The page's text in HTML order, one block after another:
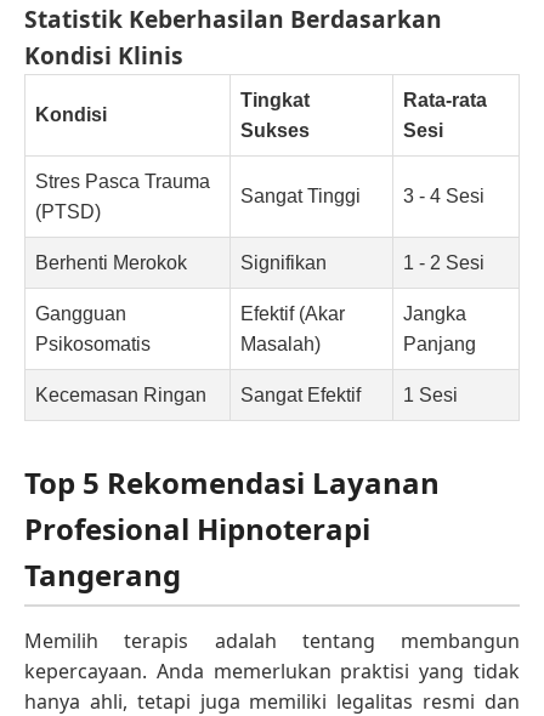
Statistik Keberhasilan Berdasarkan
Kondisi Klinis
Kondisi
Tingkat
Sukses
Rata-rata
Sesi
Stres Pasca Trauma
(PTSD)
Sangat Tinggi 3 - 4 Sesi
Berhenti Merokok Signifikan 1 - 2 Sesi
Gangguan
Psikosomatis
Efektif (Akar
Masalah)
Jangka
Panjang
Kecemasan Ringan Sangat Efektif 1 Sesi
Top 5 Rekomendasi Layanan
Profesional Hipnoterapi
Tangerang
Memilih terapis adalah tentang membangun
kepercayaan. Anda memerlukan praktisi yang tidak
hanya ahli, tetapi juga memiliki legalitas resmi dan